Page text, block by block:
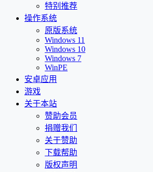
特别推荐
操作系统
原版系统
Windows 11
Windows 10
Windows 7
WinPE
安卓应用
游戏
关于本站
赞助会员
捐赠我们
关于赞助
下载帮助
版权声明